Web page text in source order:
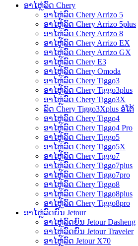
ອາໄຫຼ່ລົດ Chery
ອາໄຫຼ່ລົດ Chery Arrizo 5
ອາໄຫຼ່ລົດ Chery Arrizo 5plus
ອາໄຫຼ່ລົດ Chery Arrizo 8
ອາໄຫຼ່ລົດ Chery Arrizo EX
ອາໄຫຼ່ລົດ Chery Arrizo GX
ອາໄຫຼ່ລົດ Chery E3
ອາໄຫຼ່ລົດ Chery Omoda
ອາໄຫຼ່ລົດ Chery Tiggo3
ອາໄຫຼ່ລົດ Chery Tiggo3plus
ອາໄຫຼ່ລົດ Chery Tiggo3X
ລົດ Chery Tiggo3Xplus ອໍໂຕ້
ອາໄຫຼ່ລົດ Chery Tiggo4
ອາໄຫຼ່ລົດ Chery Tiggo4 Pro
ອາໄຫຼ່ລົດ Chery Tiggo5
ອາໄຫຼ່ລົດ Chery Tiggo5X
ອາໄຫຼ່ລົດ Chery Tiggo7
ອາໄຫຼ່ລົດ Chery Tiggo7plus
ອາໄຫຼ່ລົດ Chery Tiggo7pro
ອາໄຫຼ່ລົດ Chery Tiggo8
ອາໄຫຼ່ລົດ Chery Tiggo8plus
ອາໄຫຼ່ລົດ Chery Tiggo8pro
ອາໄຫຼ່ລົດຍົນ Jetour
ອາໄຫຼ່ລົດຍົນ Jetour Dasheng
ອາໄຫຼ່ລົດຍົນ Jetour Traveler
ອາໄຫຼ່ລົດ Jetour X70